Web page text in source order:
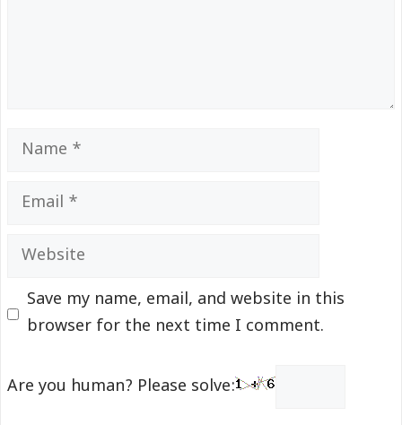
Name
Email
Website
Save my name, email, and website in this
browser for the next time I comment.
Are you human? Please solve: